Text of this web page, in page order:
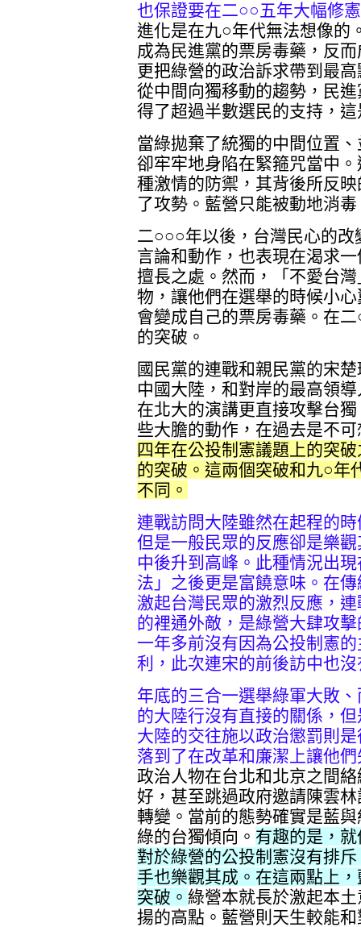
也保證要在二○○五年大幅修
進化是在九○年代無法想像的
成為民進黨的票房毒藥，反
更把綠營的政治訴求帶到最
從中間向獨移動的趨勢，民
得了超過半數選民的支持，
當綠拋棄了統獨的中間位置
卻牢牢地身陷在緊箍咒當中
種激情的防禦，其背後所反
了攻勢。藍營只能被動地消
二○○○年以後，台灣民心的
言論和動作，也表現在渴求
擅長之處。然而，「不愛台
物，讓他們在選舉的時候小
會變成自己的票房毒藥。在
的突破。
國民黨的連戰和親民黨的宋
中國大陸，和對岸的最高領
在北大的演講更直接攻擊台
些大膽的動作，在過去是不
四年在公投制憲議題上的突
的突破。這兩個突破和九○年
不同。
連戰訪問大陸雖然在起程的
但是一般民眾的反應卻是樂
中後升到高峰。此種情況出
法」之後更是富饒意味。在
激起台灣民眾的激烈反應，
的裡通外敵，是綠營大肆攻
一年多前沒有因為公投制憲
利，此次連宋的前後訪中也
年底的三合一選舉綠軍大敗
的大陸行沒有直接的關係，
大陸的交往施以政治懲罰則
落到了在改革和廉潔上讓他
政治人物在台北和北京之間
好，甚至跳過政府邀請陳雲
轉變。當前的態勢確實是藍
綠的台獨傾向。 有趣的是，
對於綠營的公投制憲沒有排
手也樂觀其成。在這兩點上
突破。 綠營本就長於激起本
揚的高點。藍營則天生較能